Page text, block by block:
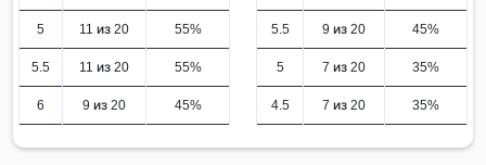
5 11 из 20 55%
5.5 11 из 20 55%
6 9 из 20 45%
5.5 9 из 20 45%
5 7 из 20 35%
4.5 7 из 20 35%